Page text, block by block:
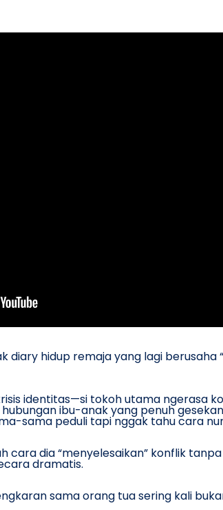
diary hidup remaja yang lagi berusaha
identitas—si tokoh utama ngerasa
ibu-anak yang penuh
sama peduli tapi nggak tahu cara
cara dia “menyelesaikan” konflik
dramatis.
sama orang tua sering kali